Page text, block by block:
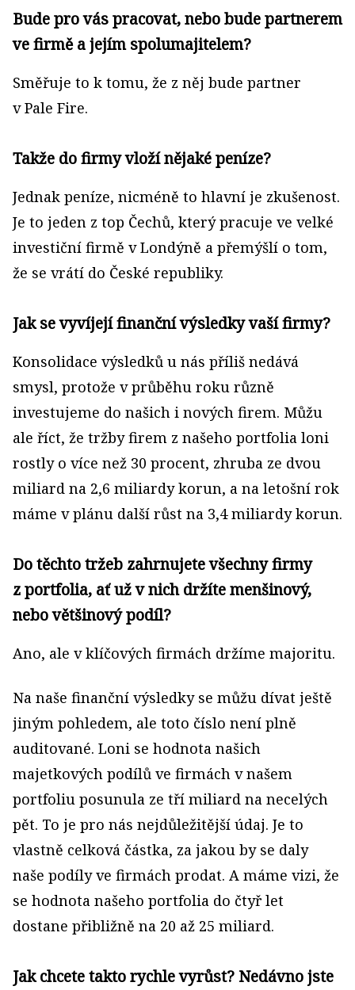
Bude pro vás pracovat, nebo bude partnerem
ve firmě a jejím spolumajitelem?
Směřuje to k tomu, že z něj bude partner
v Pale Fire.
Takže do firmy vloží nějaké peníze?
Jednak peníze, nicméně to hlavní je zkušenost.
Je to jeden z top Čechů, který pracuje ve velké
investiční firmě v Londýně a přemýšlí o tom,
že se vrátí do České republiky.
Jak se vyvíjejí finanční výsledky vaší firmy?
Konsolidace výsledků u nás příliš nedává
smysl, protože v průběhu roku různě
investujeme do našich i nových firem. Můžu
ale říct, že tržby firem z našeho portfolia loni
rostly o více než 30 procent, zhruba ze dvou
miliard na 2,6 miliardy korun, a na letošní rok
máme v plánu další růst na 3,4 miliardy korun.
Do těchto tržeb zahrnujete všechny firmy
z portfolia, ať už v nich držíte menšinový,
nebo většinový podíl?
Ano, ale v klíčových firmách držíme majoritu.
Na naše finanční výsledky se můžu dívat ještě
jiným pohledem, ale toto číslo není plně
auditované. Loni se hodnota našich
majetkových podílů ve firmách v našem
portfoliu posunula ze tří miliard na necelých
pět. To je pro nás nejdůležitější údaj. Je to
vlastně celková částka, za jakou by se daly
naše podíly ve firmách prodat. A máme vizi, že
se hodnota našeho portfolia do čtyř let
dostane přibližně na 20 až 25 miliard.
Jak chcete takto rychle vyrůst? Nedávno jste